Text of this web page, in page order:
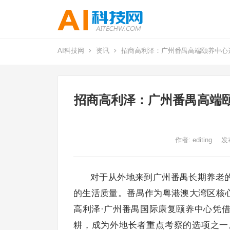
AI科技网 资讯 招商高利泽：广州番禺高端颐养中
招商高利泽：广州番禺高端
作者: editing 发
对于从外地来到广州番禺长期养老
的生活质量。番禺作为粤港澳大湾区
高利泽·广州番禺国际康复颐养中心凭
耕，成为外地长者重点考察的选项之